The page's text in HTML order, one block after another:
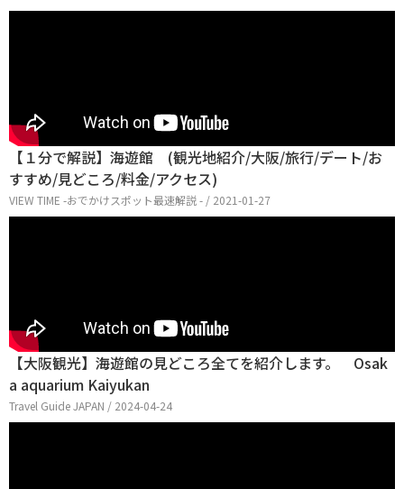
【１分で解説】海遊館 (観光地紹介/大阪/旅行/デート/お
すすめ/見どころ/料金/アクセス)
VIEW TIME -おでかけスポット最速解説 - / 2021-01-27
【大阪観光】海遊館の見どころ全てを紹介します。 Osak
a aquarium Kaiyukan
Travel Guide JAPAN / 2024-04-24